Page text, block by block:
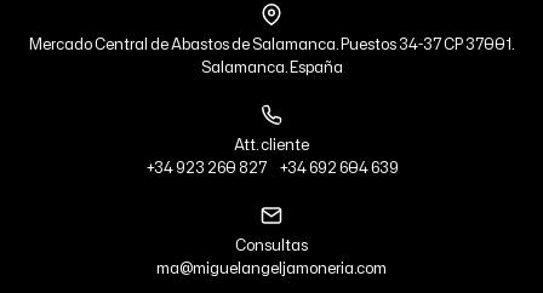
Mercado Central de Abastos de Salamanca. Puestos 34-37 CP 37001.
Salamanca. España
Att. cliente
+34 923 260 827
+34 692 604 639
Consultas
ma@miguelangeljamoneria.com